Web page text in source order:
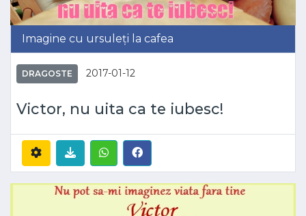
Imagine cu ursuleți la cafea
DRAGOSTE 2017-01-12
Victor, nu uita ca te iubesc!